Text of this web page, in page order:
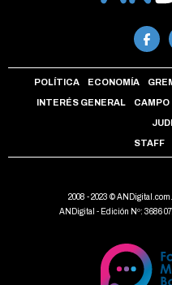
POLÍTICA ECONOMÍA
INTERÉS GENERAL CAMPO
STAFF
2008 - 2023 ©
ANDigital - Edición Nº: 3686